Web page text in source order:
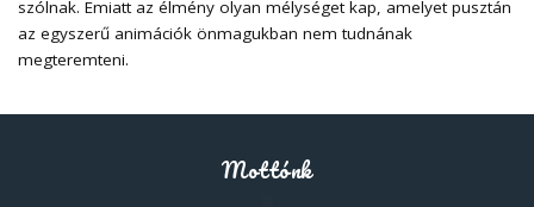
szólnak. Emiatt az élmény olyan mélységet kap, amelyet pusztán
az egyszerű animációk önmagukban nem tudnának
megteremteni.
Mottónk